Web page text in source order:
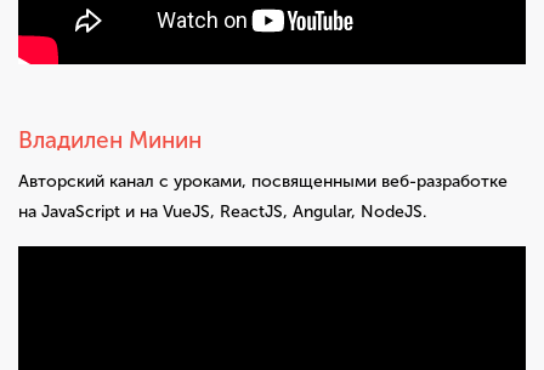
Владилен Минин
Авторский канал с уроками, посвященными веб-разработке
на JavaScript и на VueJS, ReactJS, Angular, NodeJS.